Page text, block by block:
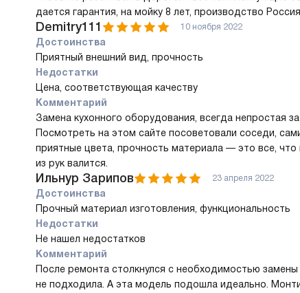
дается гарантия, на мойку 8 лет, производство
Demitry111 10 ноября 2022
Достоинства
Приятный внешний вид, прочность
Недостатки
Цена, соответствующая качеству
Комментарий
Замена кухонного оборудования, всегда непростая
Посмотреть на этом сайте посоветовали соседи,
приятные цвета, прочность материала — это все,
из рук валится.
Ильнур Зарипов 23 апреля 2022
Достоинства
Прочный материал изготовления, функциональность
Недостатки
Не нашел недостатков
Комментарий
После ремонта столкнулся с необходимостью
не подходила. А эта модель подошла идеально.